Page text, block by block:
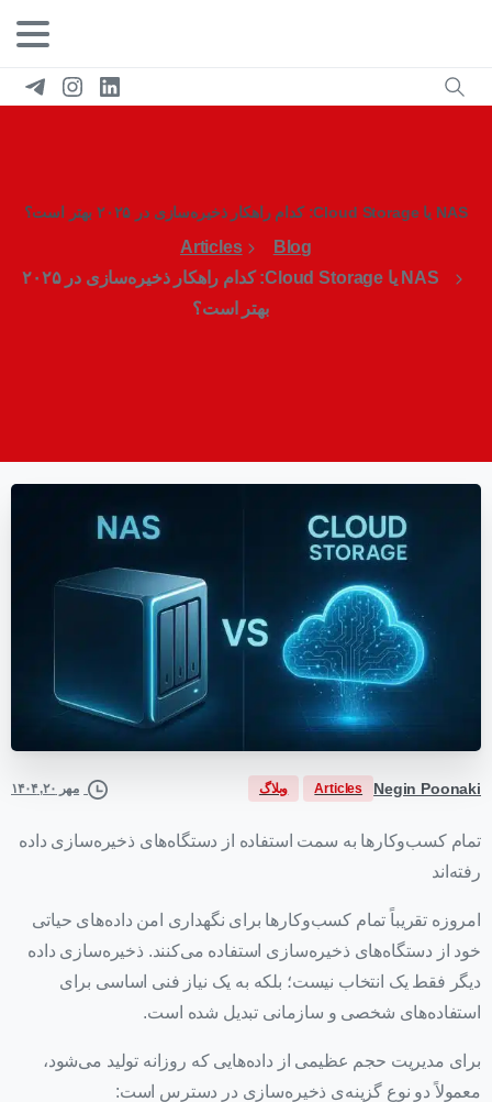
NAS یا Cloud Storage: کدام راهکار ذخیره‌سازی در ۲۰۲۵ بهتر است؟
Blog
Articles
NAS یا Cloud Storage: کدام راهکار ذخیره‌سازی در ۲۰۲۵
بهتر است؟
Negin Poonaki
Articles وبلاگ مهر ۲۰, ۱۴۰۴
تمام کسب‌وکارها به سمت استفاده از دستگاه‌های ذخیره‌سازی داده
رفته‌اند
امروزه تقریباً تمام کسب‌وکارها برای نگهداری امن داده‌های حیاتی
خود از دستگاه‌های ذخیره‌سازی استفاده می‌کنند. ذخیره‌سازی داده
دیگر فقط یک انتخاب نیست؛ بلکه به یک نیاز فنی اساسی برای
استفاده‌های شخصی و سازمانی تبدیل شده است.
برای مدیریت حجم عظیمی از داده‌هایی که روزانه تولید می‌شود،
معمولاً دو نوع گزینه‌ی ذخیره‌سازی در دسترس است: